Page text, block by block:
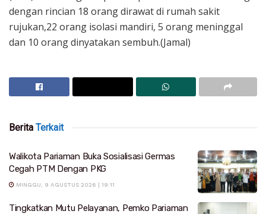
dengan rincian 18 orang dirawat di rumah sakit
rujukan,22 orang isolasi mandiri, 5 orang meninggal
dan 10 orang dinyatakan sembuh.(Jamal)
Berita Terkait
Walikota Pariaman Buka Sosialisasi Germas
Cegah PTM Dengan PKG
MINGGU, 9 AGUSTUS 2026 | 19:11
Tingkatkan Mutu Pelayanan, Pemko Pariaman